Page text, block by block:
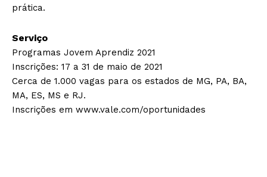
prática.
Serviço
Programas Jovem Aprendiz 2021
Inscrições: 17 a 31 de maio de 2021
Cerca de 1.000 vagas para os estados de MG, PA, BA,
MA, ES, MS e RJ.
Inscrições em www.vale.com/oportunidades